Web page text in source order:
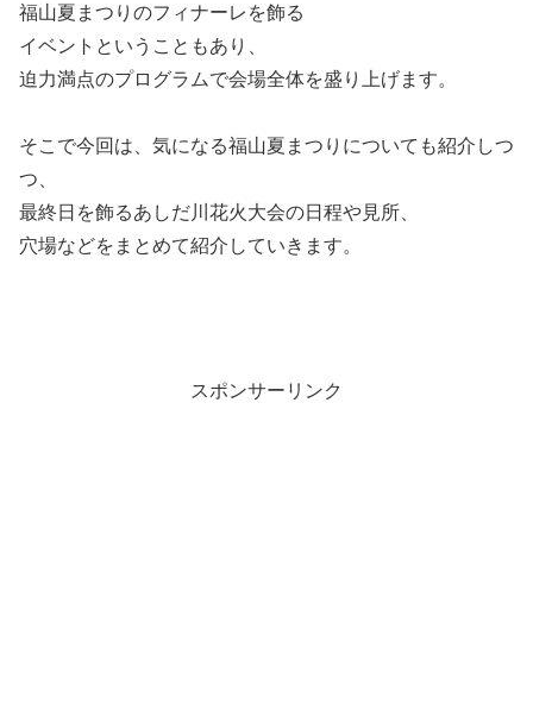
福山夏まつりのフィナーレを飾る
イベントということもあり、
迫力満点のプログラムで会場全体を盛り上げます。
そこで今回は、気になる福山夏まつりについても紹介しつ
つ、
最終日を飾るあしだ川花火大会の日程や見所、
穴場などをまとめて紹介していきます。
スポンサーリンク